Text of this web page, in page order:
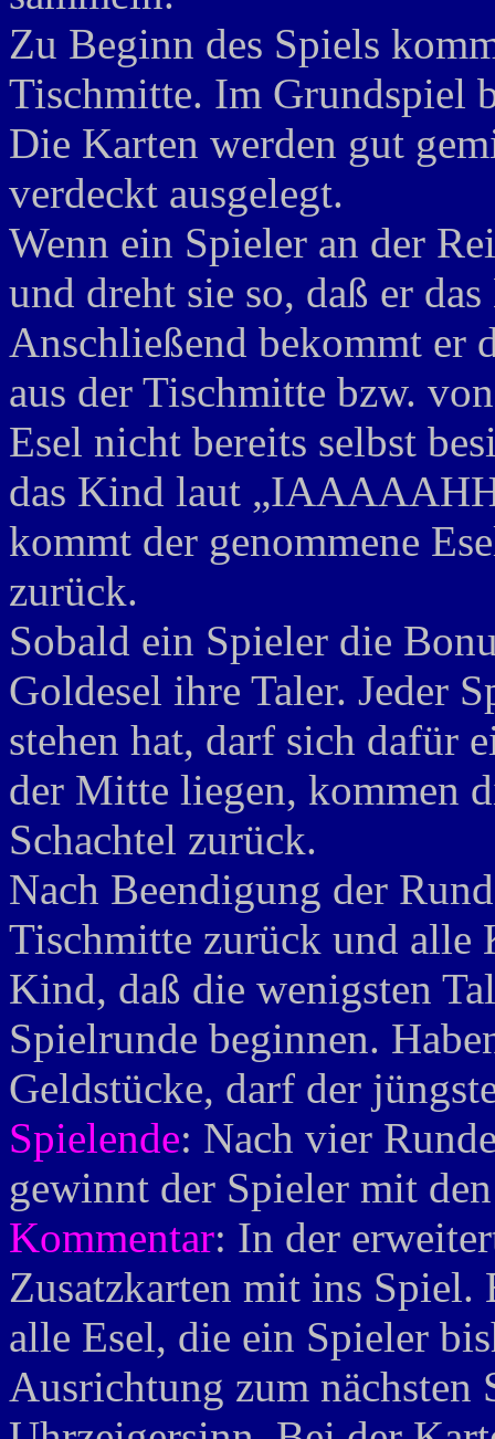
Zu Beginn des Spiels
Tischmitte. Im Grundspiel
Die Karten werden gut
verdeckt ausgelegt.
Wenn ein Spieler an der
und dreht sie so, daß er
Anschließend bekommt er
aus der Tischmitte bzw.
Esel nicht bereits selbst
das Kind laut
kommt der genommene
zurück.
Sobald ein Spieler die
Goldesel ihre Taler. Jeder
stehen hat, darf sich dafür
der Mitte liegen, kommen
Schachtel zurück.
Nach Beendigung der
Tischmitte zurück und alle
Kind, daß die wenigsten
Spielrunde beginnen.
Geldstücke, darf der
Spielende: Nach vier
gewinnt der Spieler mit
Kommentar: In der
Zusatzkarten mit ins Spiel.
alle Esel, die ein Spieler
Ausrichtung zum nächsten